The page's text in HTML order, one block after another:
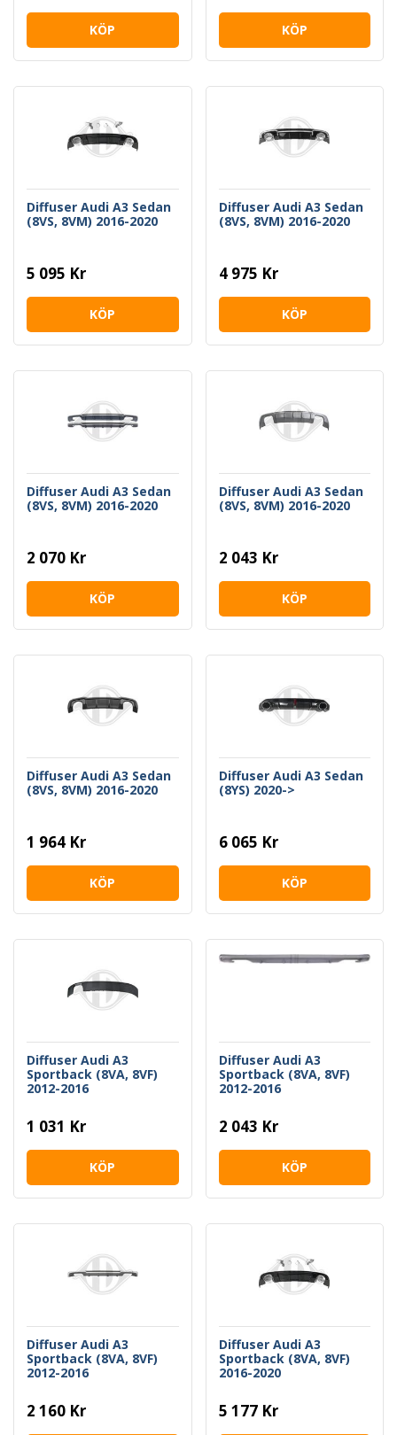
KÖP KÖP
Diffuser Audi A3 Sedan
(8VS, 8VM) 2016-2020
5 095 Kr
KÖP
Diffuser Audi A3 Sedan
(8VS, 8VM) 2016-2020
4 975 Kr
KÖP
Diffuser Audi A3 Sedan
(8VS, 8VM) 2016-2020
2 070 Kr
KÖP
Diffuser Audi A3 Sedan
(8VS, 8VM) 2016-2020
2 043 Kr
KÖP
Diffuser Audi A3 Sedan
(8VS, 8VM) 2016-2020
1 964 Kr
KÖP
Diffuser Audi A3 Sedan
(8YS) 2020->
6 065 Kr
KÖP
Diffuser Audi A3
Sportback (8VA, 8VF)
2012-2016
1 031 Kr
KÖP
Diffuser Audi A3
Sportback (8VA, 8VF)
2012-2016
2 043 Kr
KÖP
Diffuser Audi A3
Sportback (8VA, 8VF)
2012-2016
2 160 Kr
Diffuser Audi A3
Sportback (8VA, 8VF)
2016-2020
5 177 Kr